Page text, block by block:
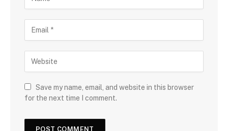
Save my name, email, and website in this browser
for the next time I comment.